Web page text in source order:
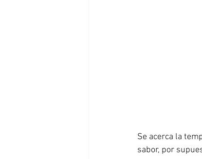
Se acerca la
sabor, por